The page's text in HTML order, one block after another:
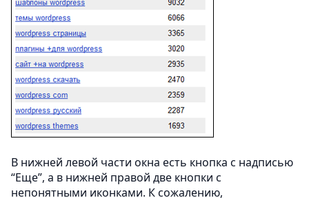
В нижней левой части окна есть кнопка с надписью
“Еще”, а в нижней правой две кнопки с
непонятными иконками. К сожалению,